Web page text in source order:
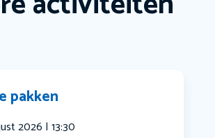
pakken
2026 | 13:30